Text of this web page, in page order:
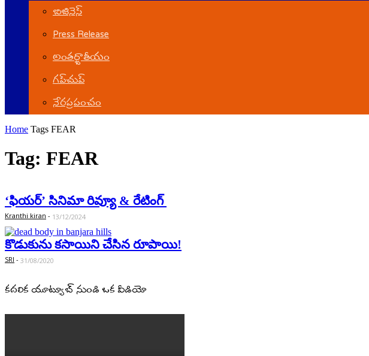
బిజినెస్
Press Release
అంతర్జాతీయం
గ‌ప్‌చుప్
నేర‌ప్ర‌పంచం
Home Tags FEAR
Tag: FEAR
‘ఫియర్’ సినిమా రివ్యూ & రేటింగ్
Kranthi kiran - 13/12/2024
కొడుకును క‌సాయిని చేసిన రూపాయి!
SRI - 31/08/2020
కదలిక యూట్యూబ్ నుండి ఒక వీడియో